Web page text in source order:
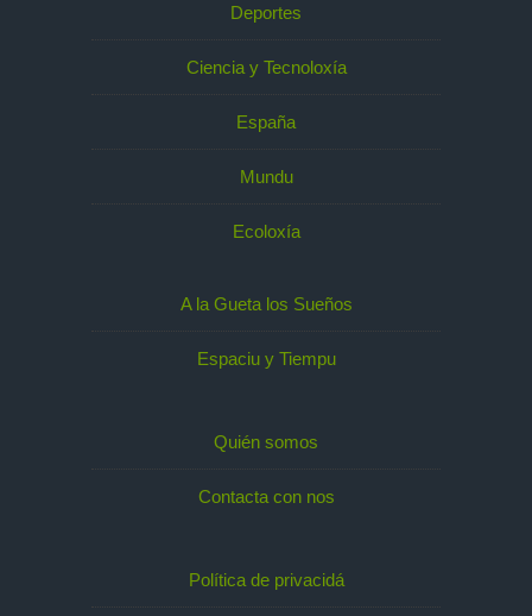
Deportes
Ciencia y Tecnoloxía
España
Mundu
Ecoloxía
A la Gueta los Sueños
Espaciu y Tiempu
Quién somos
Contacta con nos
Política de privacidá